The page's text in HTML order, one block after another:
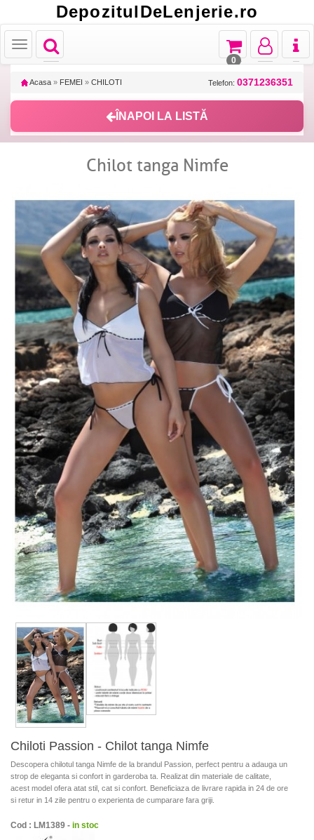
DepozitulDeLenjerie.ro
Toggle
navigation
Toggle
Toggle
navigation
Toggle
navigation
Toggle
navigation
0
Acasa » FEMEI » CHILOTI Telefon: 0371236351
ÎNAPOI LA LISTĂ
Chilot tanga Nimfe
Chiloti Passion - Chilot tanga Nimfe
Descopera chilotul tanga Nimfe de la brandul Passion, perfect pentru a adauga un
strop de eleganta si confort in garderoba ta. Realizat din materiale de calitate,
acest model ofera atat stil, cat si confort. Beneficiaza de livrare rapida in 24 de ore
si retur in 14 zile pentru o experienta de cumparare fara griji.
Cod : LM1389 - in stoc